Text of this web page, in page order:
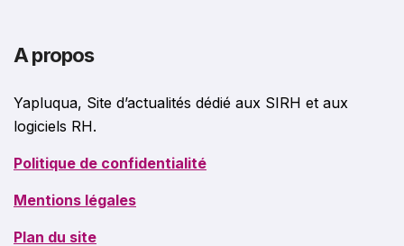
A propos
Yapluqua, Site d’actualités dédié aux SIRH et aux
logiciels RH.
Politique de confidentialité
Mentions légales
Plan du site